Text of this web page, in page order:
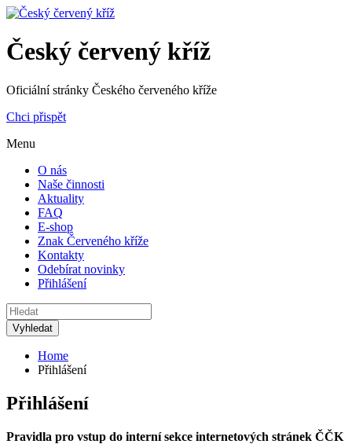
Český červený kříž
Oficiální stránky Českého červeného kříže
Chci přispět
Menu
O nás
Naše činnosti
Aktuality
FAQ
E-shop
Znak Červeného kříže
Kontakty
Odebírat novinky
Přihlášení
Home
Přihlášení
Přihlášení
Pravidla pro vstup do interní sekce internetových stránek ČČK